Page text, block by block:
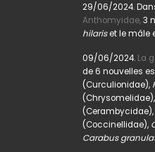
29/06/2024.
Anthomyidae,3
hilariset le mâle
09/06/2024. La
de 6 nouvelles
(Curculionidae),
(Chrysomelidae),
(Cerambycidae),
(Coccinellidae),
Carabus